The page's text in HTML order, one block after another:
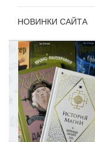
НОВИНКИ САЙТА